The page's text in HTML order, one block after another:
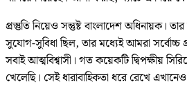
প্রস্তুতি নিয়েও সন্তুষ্ট বাংলাদেশ অধিনায়ক।
সুযোগ-সুবিধা ছিল, তার মধ্যেই আমরা সর্বোচ্চ
সবাই আত্মবিশ্বাসী। গত কয়েকটি দ্বিপক্ষীয়
খেলেছি। সেই ধারাবাহিকতা ধরে রেখে